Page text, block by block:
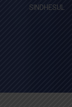
SINDHESUL